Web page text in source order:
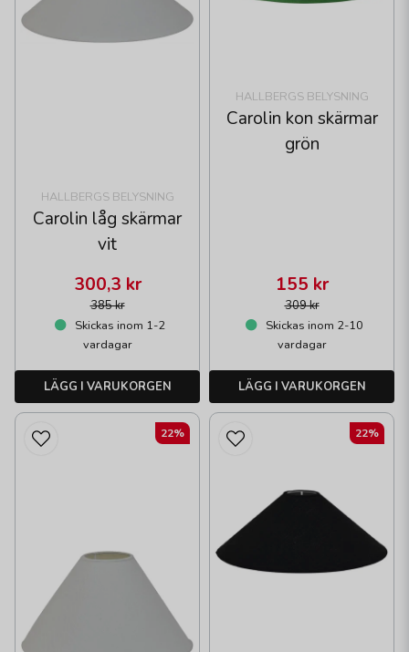
HALLBERGS BELYSNING
Carolin låg skärmar
vit
385 kr
300,3 kr
Skickas inom 1-2
vardagar
LÄGG I VARUKORGEN
HALLBERGS BELYSNING
Carolin kon skärmar
grön
309 kr
155 kr
Skickas inom 2-10
vardagar
LÄGG I VARUKORGEN
22% 22%